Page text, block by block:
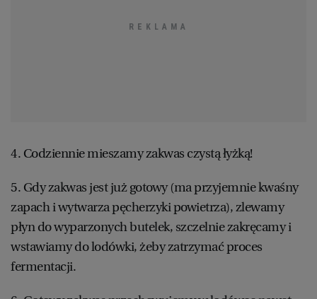
4. Codziennie mieszamy zakwas czystą łyżką!
5. Gdy zakwas jest już gotowy (ma przyjemnie kwaśny
zapach i wytwarza pęcherzyki powietrza), zlewamy
płyn do wyparzonych butelek, szczelnie zakręcamy i
wstawiamy do lodówki, żeby zatrzymać proces
fermentacji.